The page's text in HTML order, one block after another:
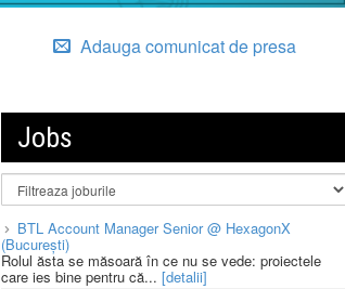
Adauga comunicat de presa
Jobs
BTL Account Manager Senior @ HexagonX
(București)
Rolul ăsta se măsoară în ce nu se vede: proiectele
care ies bine pentru că... [detalii]